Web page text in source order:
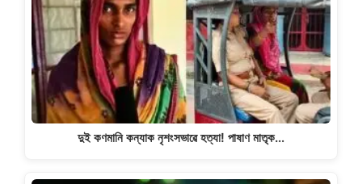
দুই কণমানি কন্যাক নৃশংসভাৱে হত্যা! পাষাণ মাতৃক…